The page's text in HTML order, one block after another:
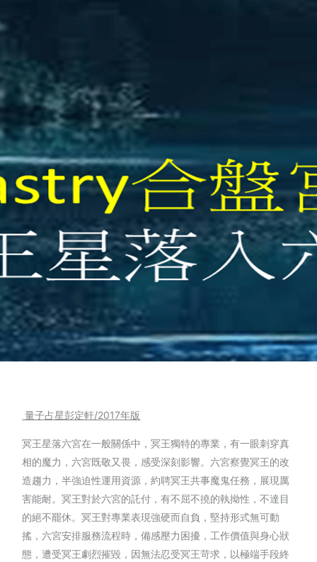
量子占星彭定軒/2017年版
冥王星落六宮在一般關係中，冥王獨特的專業，有一眼刺穿真
相的魔力，六宮既敬又畏，感受深刻影響。六宮察覺冥王的改
造趨力，半強迫性運用資源，約聘冥王共事魔鬼任務，展現厲
害能耐。冥王對於六宮的託付，有不屈不撓的執拗性，不達目
的絕不罷休。冥王對專業表現強硬而自負，堅持形式無可動
搖，六宮安排服務流程時，備感壓力困擾，工作價值與身心狀
態，遭受冥王劇烈摧毀，因無法忍受冥王苛求，以極端手段終